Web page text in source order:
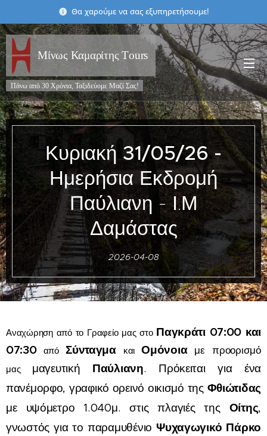
Θα χαρούμε να σας εξυπηρετήσουμε!
Μίνως Καμαρίτης Τours
Πάνω από 30 Χρόνια, Ταξιδεύομε Μαζί Σας!
Κυριακή 31/05/26 -
Ημερήσια Εκδρομή
Παύλιανη - Ι.Μ
Δαμάστας
2026-04-08
Αναχώρηση από το Γραφείο μας στο Παγκράτι 07:00 και
07:30απόΣύνταγμα καιΟμόνοιαμε προορισμό
μας μαγευτική Παύλιανη. Πρόκειται για ένα
πανέμορφο, γραφικό ορεινό οικισμό της Φθιώτιδας
με υψόμετρο 1.040μ. στις πλαγιές της Οίτης,
γνωστός για το παραμυθένιοΨυχαγωγικό Πάρκο